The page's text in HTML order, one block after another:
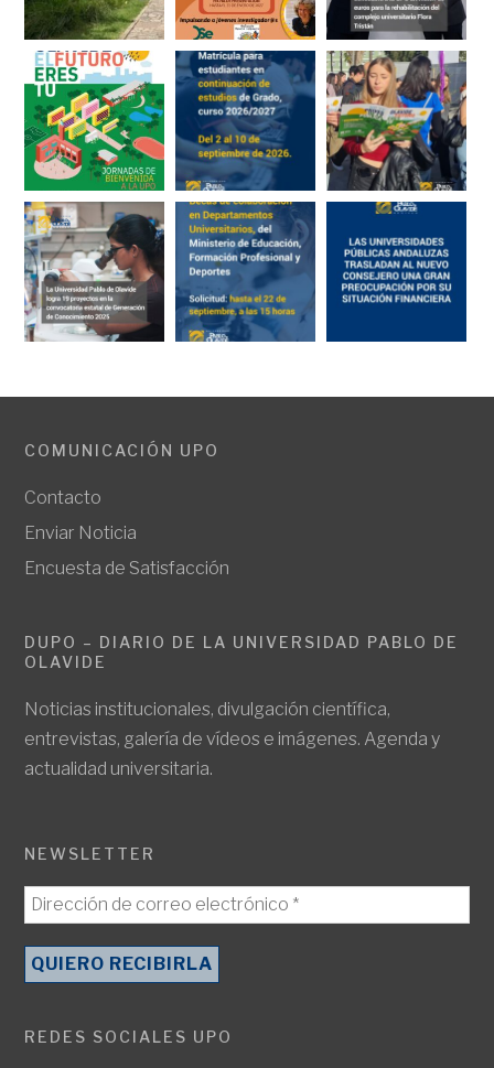
COMUNICACIÓN UPO
Contacto
Enviar Noticia
Encuesta de Satisfacción
DUPO – DIARIO DE LA UNIVERSIDAD PABLO DE
OLAVIDE
Noticias institucionales, divulgación científica,
entrevistas, galería de vídeos e imágenes. Agenda y
actualidad universitaria.
NEWSLETTER
REDES SOCIALES UPO